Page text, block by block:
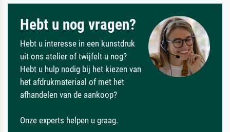
Hebt u nog vragen?
Hebt u interesse in een kunstdruk
uit ons atelier of twijfelt u nog?
Hebt u hulp nodig bij het kiezen van
het afdrukmateriaal of met het
afhandelen van de aankoop?
Onze experts helpen u graag.